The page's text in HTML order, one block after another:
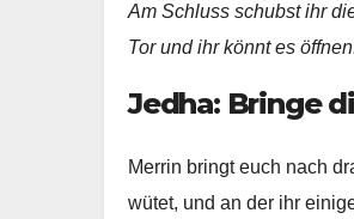
Am Schluss schubst ihr
Tor und ihr könnt es
Jedha: Bringe
Merrin bringt euch nach
wütet, und an der ihr